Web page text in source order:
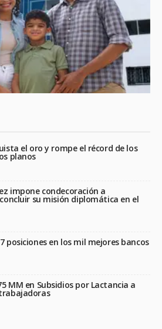
el oro y rompe el récord de los
planos
impone condecoración a
su misión diplomática en el
posiciones en los mil mejores bancos
MM en Subsidios por Lactancia a